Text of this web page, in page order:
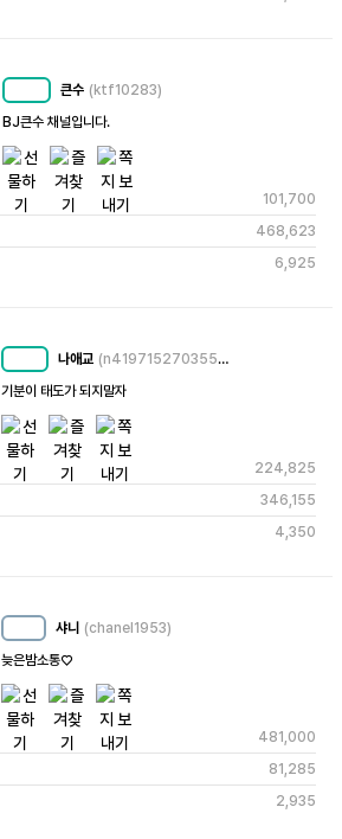
큰수 (ktf10283)
BJ큰수 채널입니다.
101,700
468,623
6,925
나애교 (n4197152703557251224)
기분이 태도가 되지말자
224,825
346,155
4,350
샤니 (chanel1953)
늦은밤소통♡
481,000
81,285
2,935